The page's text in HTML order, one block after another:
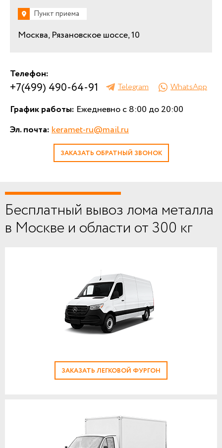
Пункт приема
Москва, Рязановское шоссе, 10
Телефон:
+7(499) 490-64-91 Telegram WhatsApp
График работы: Ежедневно с 8:00 до 20:00
Эл. почта:keramet-ru@mail.ru
ЗАКАЗАТЬ ОБРАТНЫЙ ЗВОНОК
Бесплатный вывоз лома металла
в Москве и области от 300 кг
ЗАКАЗАТЬ ЛЕГКОВОЙ ФУРГОН